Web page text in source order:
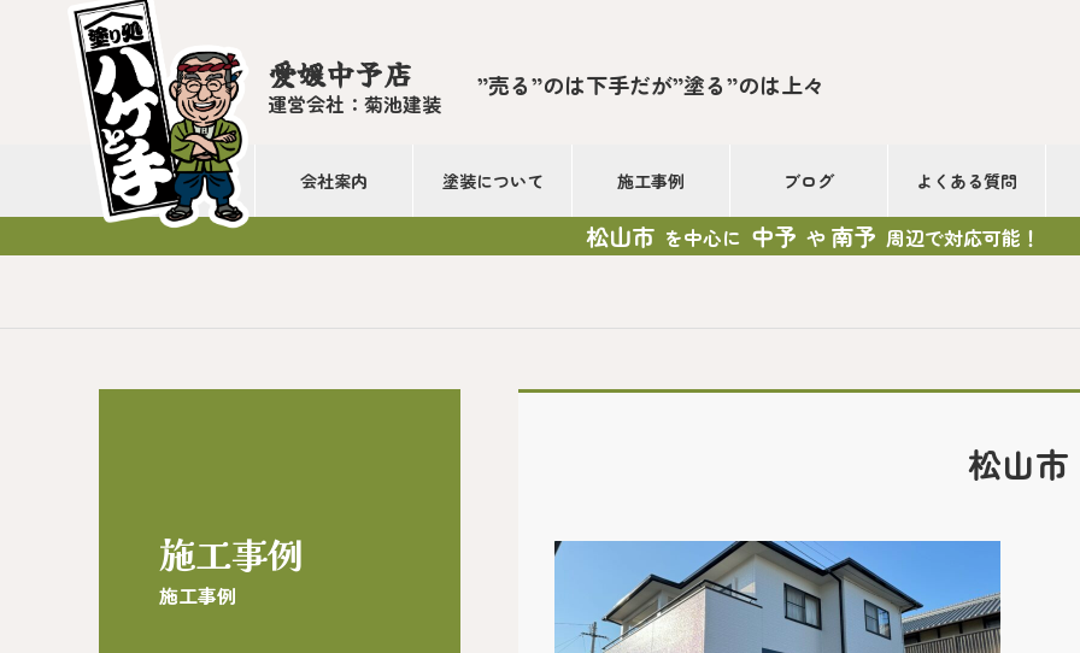
愛媛中予店
運営会社：菊池建装
”売る”のは下手だが”塗る”のは上々
会社案内 塗装について 施工事例 ブログ よくある質問
松山市 を中心に 中予 や 南予 周辺で対応可能！
施工事例
施工事例
松山市